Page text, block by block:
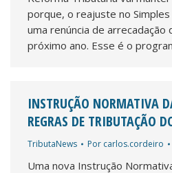
porque, o reajuste no
uma renúncia de arrecadação
próximo ano. Esse é o
INSTRUÇÃO NORMATIVA
REGRAS DE TRIBUTAÇÃO
TributaNews Por carlos.cordeiro
Uma nova Instrução